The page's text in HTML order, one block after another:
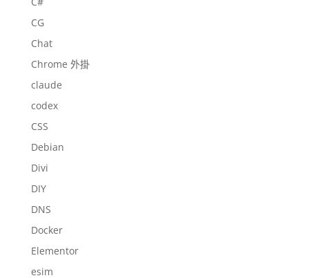
CG
Chat
Chrome 外掛
claude
codex
CSS
Debian
Divi
DIY
DNS
Docker
Elementor
esim